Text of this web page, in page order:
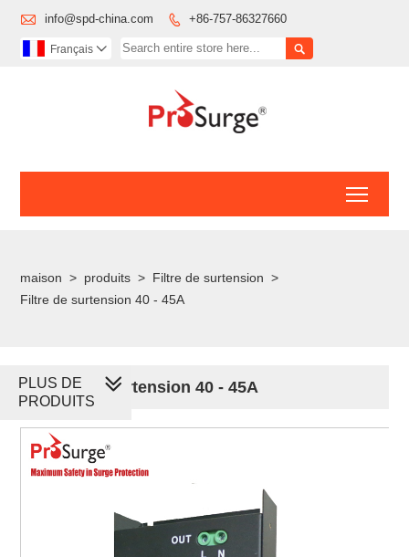
 info@spd-china.com  +86-757-86327660

Français 
maison > produits > Filtre de surtension >
Filtre de surtension 40 - 45A
Filtre de surtension 40 - 45A
PLUS DE
PRODUITS